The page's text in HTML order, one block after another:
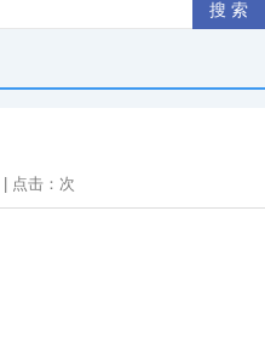
| 点击： 次